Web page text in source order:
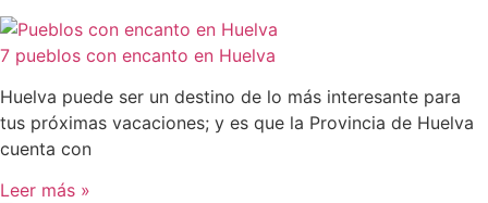
7 pueblos con encanto en Huelva
Huelva puede ser un destino de lo más interesante para
tus próximas vacaciones; y es que la Provincia de Huelva
cuenta con
Leer más »